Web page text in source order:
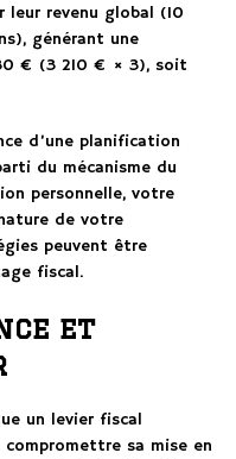
revenu global (10
générant une
€ (3 210 € × 3), soit
d’une planification
du mécanisme du
personnelle, votre
de votre
peuvent être
fiscal.
et
un levier fiscal
sa mise en